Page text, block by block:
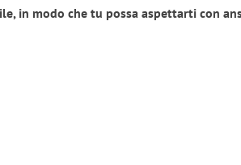
in modo che tu possa aspettarti con